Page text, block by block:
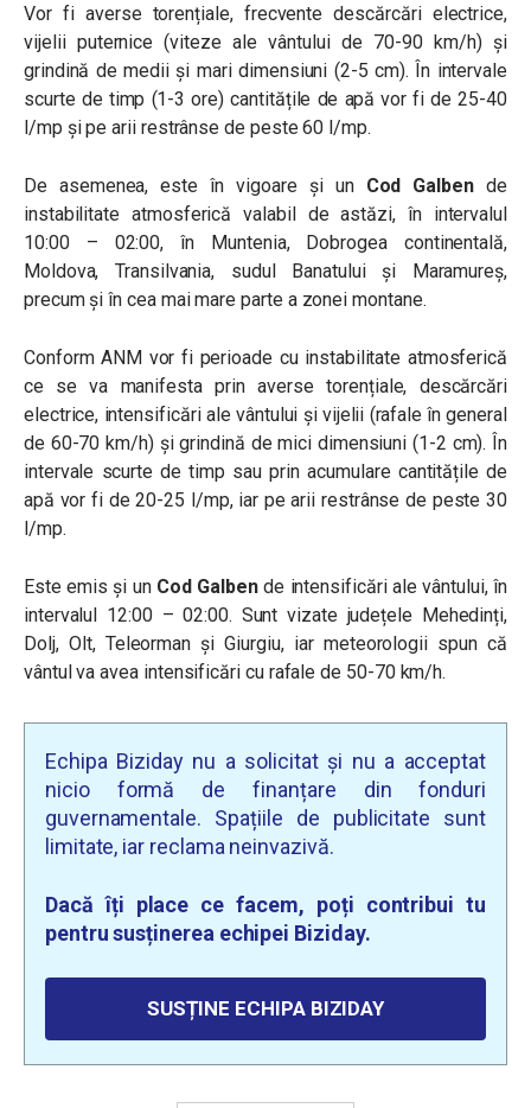
Vor fi averse torențiale, frecvente descărcări electrice,
vijelii puternice (viteze ale vântului de 70-90 km/h) și
grindină de medii și mari dimensiuni (2-5 cm). În intervale
scurte de timp (1-3 ore) cantitățile de apă vor fi de 25-40
l/mp și pe arii restrânse de peste 60 l/mp.
De asemenea, este în vigoare și un Cod Galben de
instabilitate atmosferică valabil de astăzi, în intervalul
10:00 – 02:00, în Muntenia, Dobrogea continentală,
Moldova, Transilvania, sudul Banatului și Maramureș,
precum și în cea mai mare parte a zonei montane.
Conform ANM vor fi perioade cu instabilitate atmosferică
ce se va manifesta prin averse torențiale, descărcări
electrice, intensificări ale vântului și vijelii (rafale în general
de 60-70 km/h) și grindină de mici dimensiuni (1-2 cm). În
intervale scurte de timp sau prin acumulare cantitățile de
apă vor fi de 20-25 l/mp, iar pe arii restrânse de peste 30
l/mp.
Este emis și un Cod Galbende intensificări ale vântului, în
intervalul 12:00 – 02:00. Sunt vizatejudețele Mehedinți,
Dolj, Olt, Teleorman și Giurgiu, iar meteorologii spun că
vântul va avea intensificări cu rafale de 50-70 km/h.
Echipa Biziday nu a solicitat și nu a acceptat
nicio formă de finanțare din fonduri
guvernamentale. Spațiile de publicitate sunt
limitate, iar reclama neinvazivă.
Dacă îți place ce facem, poți contribui tu
pentru susținerea echipei Biziday.
SUSȚINE ECHIPA BIZIDAY